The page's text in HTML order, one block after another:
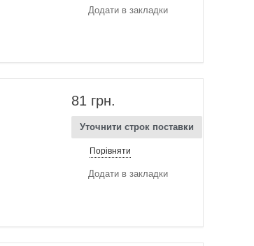
Додати в закладки
81 грн.
Уточнити строк поставки
Порівняти
Додати в закладки